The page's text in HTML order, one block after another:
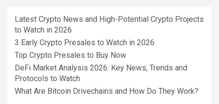
Latest Crypto News and High-Potential Crypto Projects
to Watch in 2026
3 Early Crypto Presales to Watch in 2026
Top Crypto Presales to Buy Now
DeFi Market Analysis 2026: Key News, Trends and
Protocols to Watch
What Are Bitcoin Drivechains and How Do They Work?